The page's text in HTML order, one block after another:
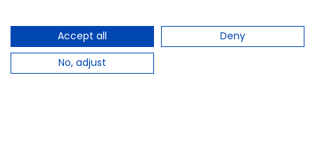
Accept all
Deny
No, adjust